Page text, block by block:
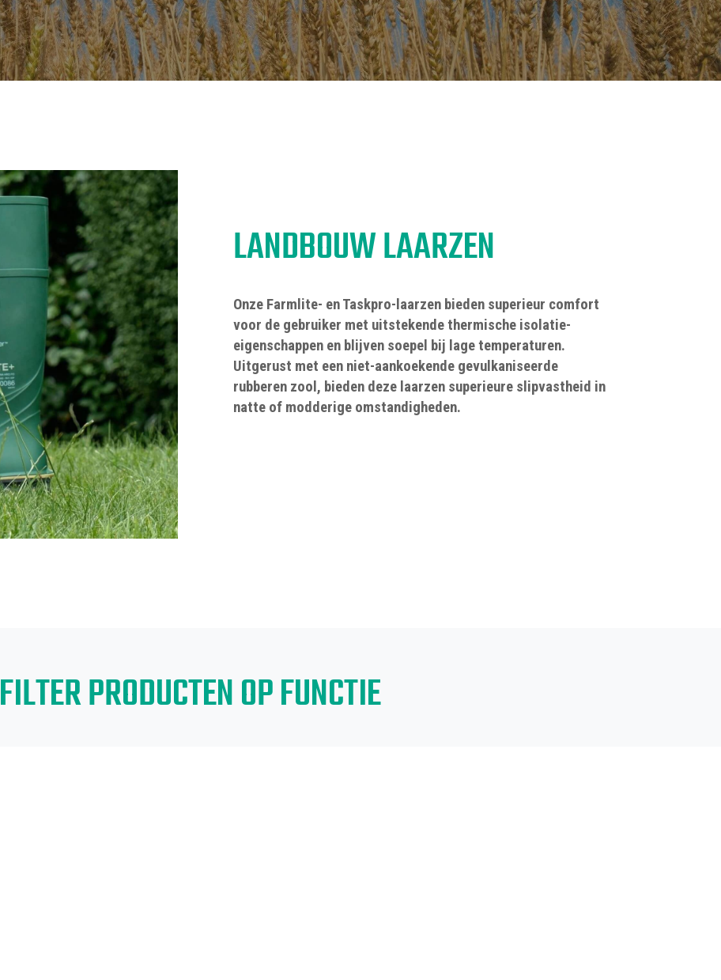
EEN REVOLUTIE IN VEILIGHEIDSSCHOENEN: MAAK KENNIS MET DE DIELECTRIC PRO
A+A 2025
NCT EUROPE 2025
LANDBOUW LAARZEN
Onze Farmlite- en Taskpro-laarzen bieden superieur comfort
voor de gebruiker met uitstekende thermische isolatie-
eigenschappen en blijven soepel bij lage temperaturen.
Uitgerust met een niet-aankoekende gevulkaniseerde
rubberen zool, bieden deze laarzen superieure slipvastheid in
natte of modderige omstandigheden.
FILTER PRODUCTEN OP FUNCTIE